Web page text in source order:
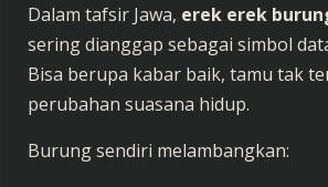
Dalam tafsir Jawa, erek erek
sering dianggap sebagai simbol
Bisa berupa kabar baik, tamu tak
perubahan suasana hidup.
Burung sendiri melambangkan: